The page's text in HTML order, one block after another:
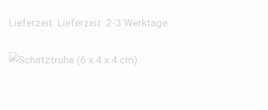
Lieferzeit: Lieferzeit: 2-3 Werktage